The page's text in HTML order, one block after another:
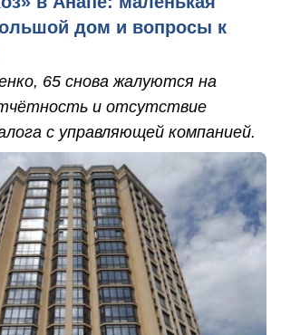
дом и вопросы к
65 снова жалуются на
и отсутствие
с управляющей компанией.